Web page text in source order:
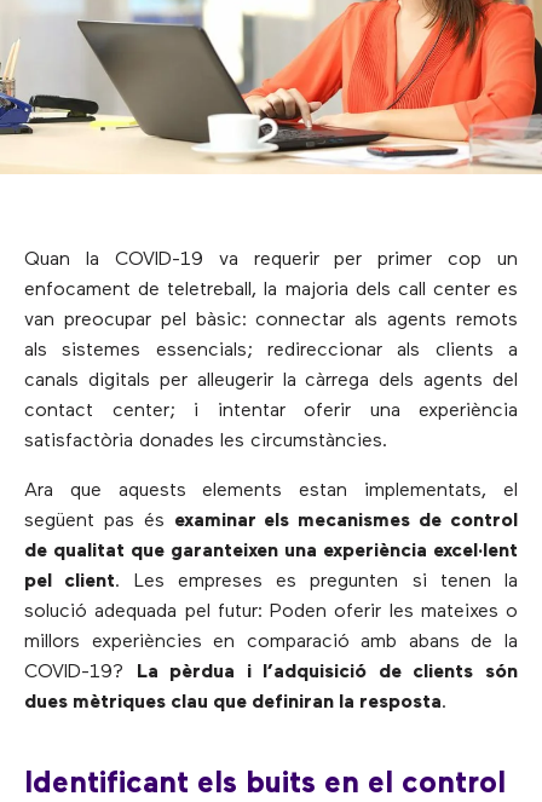
Quan la COVID-19 va requerir per primer cop un
enfocament de teletreball, la majoria dels call center es
van preocupar pel bàsic: connectar als agents remots
als sistemes essencials; redireccionar als clients a
canals digitals per alleugerir la càrrega dels agents del
contact center; i intentar oferir una experiència
satisfactòria donades les circumstàncies.
Ara que aquests elements estan implementats, el
següent pas és examinar els mecanismes de control
de qualitat que garanteixen una experiència excel·lent
pel client. Les empreses es pregunten si tenen la
solució adequada pel futur: Poden oferir les mateixes o
millors experiències en comparació amb abans de la
COVID-19?
La pèrdua i l’adquisició de clients són
dues mètriques clau que definiran la resposta.
Identificant els buits en el control